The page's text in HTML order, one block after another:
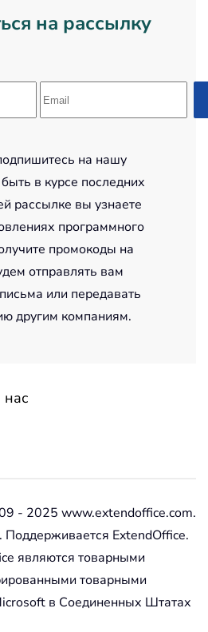
на рассылку
на нашу
в курсе последних
рассылке вы узнаете
программного
промокоды на
отправлять вам
или передавать
другим компаниям.
- 2025 www.extendoffice.com.
ExtendOffice.
являются товарными
товарными
в Соединенных Штатах